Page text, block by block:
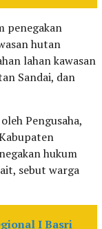
penegakan
hutan
lahan kawasan
Sandai, dan
Pengusaha,
hukum
sebut warga
I Basri